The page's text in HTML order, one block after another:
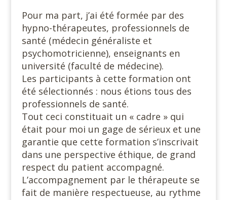
Pour ma part, j’ai été formée par des
hypno-thérapeutes, professionnels de
santé (médecin généraliste et
psychomotricienne), enseignants en
université (faculté de médecine).
Les participants à cette formation ont
été sélectionnés : nous étions tous des
professionnels de santé.
Tout ceci constituait un « cadre » qui
était pour moi un gage de sérieux et une
garantie que cette formation s’inscrivait
dans une perspective éthique, de grand
respect du patient accompagné.
L’accompagnement par le thérapeute se
fait de manière respectueuse, au rythme